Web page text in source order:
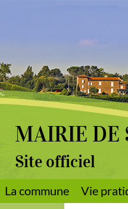
MAIRIE DE
Site officiel
La commune Vie